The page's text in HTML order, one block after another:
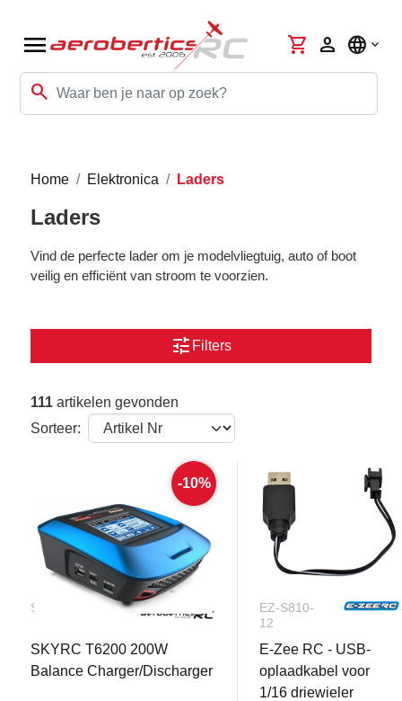
menu
search
shopping_cart person language
Home Elektronica Laders
Laders
Vind de perfecte lader om je modelvliegtuig, auto of boot
veilig en efficiënt van stroom te voorzien.
tune Filters
111 artikelen gevonden
Sorteer:
-10%
SKY10007201
SKYRC T6200 200W
Balance Charger/Discharger
EZ-S810-
12
E-Zee RC - USB-
oplaadkabel voor
1/16 driewieler